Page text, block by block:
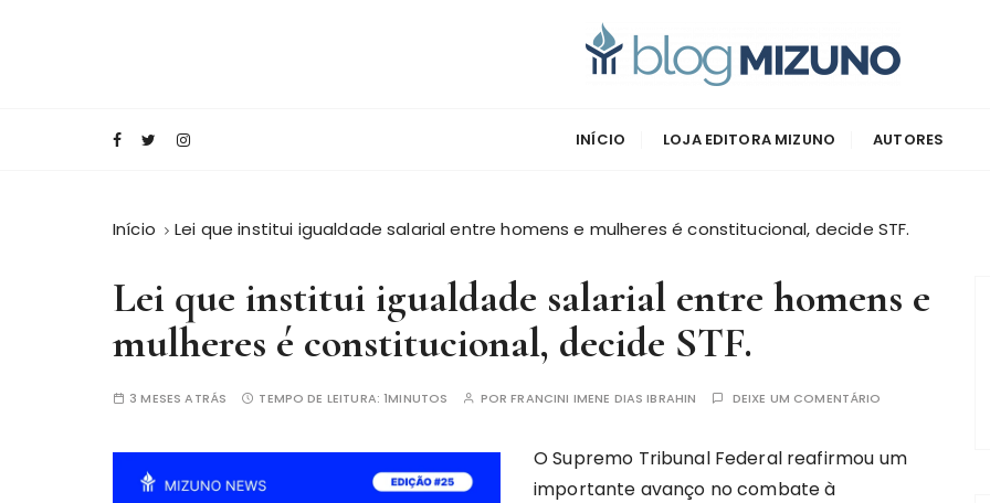
Blog Editora MizunoINÍCIO LOJA EDITORA MIZUNO AUTORES
Início Lei que institui igualdade salarial entre homens e mulheres é constitucional, decide STF.
Lei que institui igualdade salarial entre homens e
mulheres é constitucional, decide STF.
3 MESES ATRÁS TEMPO DE LEITURA:1MINUTOS PORFRANCINI IMENE DIAS IBRAHIN DEIXE UM COMENTÁRIO
O Supremo Tribunal Federal reafirmou um
importante avanço no combate à